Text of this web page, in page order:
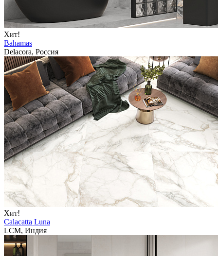
Хит!
Bahamas
Delacora, Россия
Хит!
Calacatta Luna
LCM, Индия